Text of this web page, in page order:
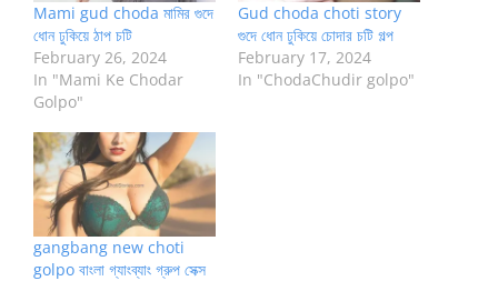
Mami gud choda মামির গুদে
ধোন ঢুকিয়ে ঠাপ চটি
February 26, 2024
In "Mami Ke Chodar
Golpo"
Gud choda choti story
গুদে ধোন ঢুকিয়ে চোদার চটি গল্প
February 17, 2024
In "ChodaChudir golpo"
gangbang new choti
golpo বাংলা গ্যাংব্যাং গ্রুপ সেক্স